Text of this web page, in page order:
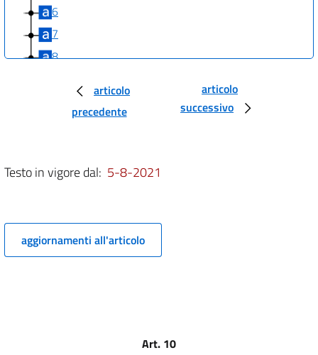
6
7
8
13
17
articolo
precedente
articolo
successivo
Testo in vigore dal: 5-8-2021
aggiornamenti all'articolo
Art. 10